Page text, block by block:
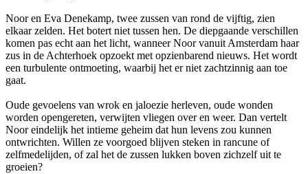
Noor en Eva Denekamp, twee zussen van rond de vijftig, zien
elkaar zelden. Het botert niet tussen hen. De diepgaande verschillen
komen pas echt aan het licht, wanneer Noor vanuit Amsterdam haar
zus in de Achterhoek opzoekt met opzienbarend nieuws. Het wordt
een turbulente ontmoeting, waarbij het er niet zachtzinnig aan toe
gaat.
Oude gevoelens van wrok en jaloezie herleven, oude wonden
worden opengereten, verwijten vliegen over en weer. Dan vertelt
Noor eindelijk het intieme geheim dat hun levens zou kunnen
ontwrichten. Willen ze voorgoed blijven steken in rancune of
zelfmedelijden, of zal het de zussen lukken boven zichzelf uit te
groeien?